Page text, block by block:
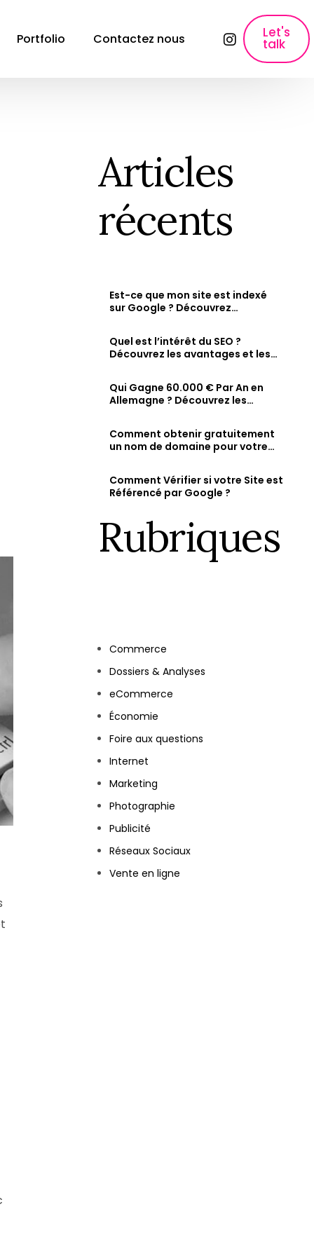
Création de contenu
Création de contenu &#038; Content
Copywriting fiche produit
Rédaction des fiches produits qui font
Maximiser vos performances : Google Ads,
Facebook Ads &#038; Instagram.
Soyez visible sur Google, Attirez des clients
dans la recherche et sur Maps.
Portfolio Contactez nous Let's
talk
Articles
récents
Est-ce que mon site est indexé
sur Google ? Découvrez
sa visibilité en ligne
Quel est l’intérêt du SEO ?
Découvrez les avantages et les
stratégie SEO bien optimisée
Qui Gagne 60.000 € Par An en
Allemagne ? Découvrez les
les salaires des jeunes diplômés.
Comment obtenir gratuitement
un nom de domaine pour votre
Comment Vérifier si votre Site est
Référencé par Google ?
Rubriques
Commerce
Dossiers & Analyses
eCommerce
Économie
Foire aux questions
Internet
Marketing
Photographie
Publicité
Réseaux Sociaux
Vente en ligne